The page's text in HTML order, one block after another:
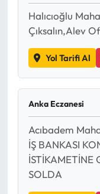
Halıcıoğlu
Çıksalın,Alev
Yol Tarifi Al
Anka Eczanesi
Acıbadem
İŞ BANKASI
İSTİKAMETİNE
SOLDA